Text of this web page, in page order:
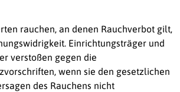
rauchen, an denen Rauchverbot gilt,
Einrichtungsträger und
verstoßen gegen die
wenn sie den gesetzlichen
des Rauchens nicht